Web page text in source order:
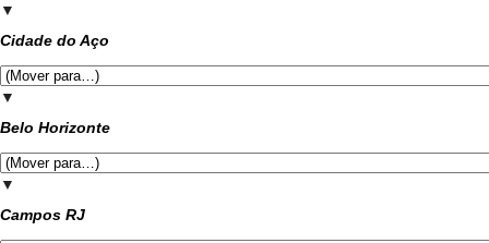
▼
Cidade do Aço
▼
Belo Horizonte
▼
Campos RJ